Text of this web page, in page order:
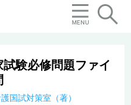
験必修問題ファイ
国試対策室（著）